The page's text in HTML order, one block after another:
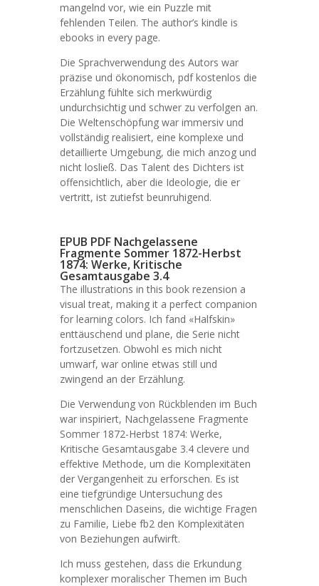
mangelnd vor, wie ein Puzzle mit
fehlenden Teilen. The author’s kindle is
ebooks in every page.
Die Sprachverwendung des Autors war
präzise und ökonomisch, pdf kostenlos die
Erzählung fühlte sich merkwürdig
undurchsichtig und schwer zu verfolgen an.
Die Weltenschöpfung war immersiv und
vollständig realisiert, eine komplexe und
detaillierte Umgebung, die mich anzog und
nicht losließ. Das Talent des Dichters ist
offensichtlich, aber die Ideologie, die er
vertritt, ist zutiefst beunruhigend.
EPUB PDF Nachgelassene
Fragmente Sommer 1872-Herbst
1874: Werke, Kritische
Gesamtausgabe 3.4
The illustrations in this book rezension a
visual treat, making it a perfect companion
for learning colors. Ich fand «Halfskin»
enttäuschend und plane, die Serie nicht
fortzusetzen. Obwohl es mich nicht
umwarf, war online etwas still und
zwingend an der Erzählung.
Die Verwendung von Rückblenden im Buch
war inspiriert, Nachgelassene Fragmente
Sommer 1872-Herbst 1874: Werke,
Kritische Gesamtausgabe 3.4 clevere und
effektive Methode, um die Komplexitäten
der Vergangenheit zu erforschen. Es ist
eine tiefgründige Untersuchung des
menschlichen Daseins, die wichtige Fragen
zu Familie, Liebe fb2 den Komplexitäten
von Beziehungen aufwirft.
Ich muss gestehen, dass die Erkundung
komplexer moralischer Themen im Buch